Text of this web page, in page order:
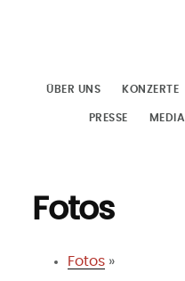
ÜBER UNS KONZERTE
PRESSE MEDIA
Fotos
Fotos »